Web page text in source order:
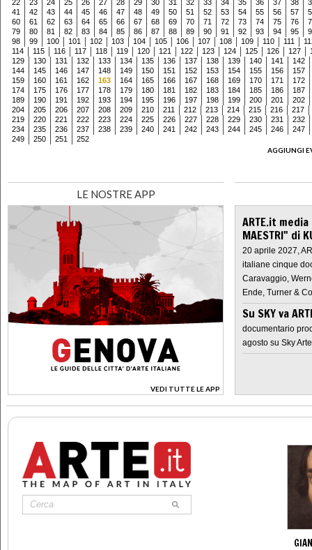
22 23 24 25 26 27 28 29 30 31 32 33 34 35 36 37 38
41
42 43 44 45 46 47 48 49 50 51 52 53 54 55 56 57
60
61 62 63 64 65 66 67 68 69 70 71 72 73 74 75 76
79
80 81 82 83 84 85 86 87 88 89 90 91 92 93 94 95
98
99 100 101 102 103 104 105 106 107 108 109 110 111
114
115 116 117 118 119 120 121 122 123 124 125 126 127
129
130 131 132 133 134 135 136 137 138 139 140 141
142
144
145 146 147 148 149 150 151 152 153 154 155 156
157
159
160 161 162 163 164 165 166 167 168 169 170 171
172
174
175 176 177 178 179 180 181 182 183 184 185 186
187
189
190 191 192 193 194 195 196 197 198 199 200 201
202
204
205 206 207 208 209 210 211 212 213 214 215 216
217
219
220 221 222 223 224 225 226 227 228 229 230 231
232
234
235 236 237 238 239 240 241 242 243 244 245 246
247
249
250 251
252
AGGIUNGI
LE NOSTRE APP
VEDI TUTTE LE APP
>
ARTE.it
MAESTRI" di
20 aprile 2027,
italiane cinque
Caravaggio,
Ende, Turner &
Su SKY va
documentario
agosto su Sky Arte